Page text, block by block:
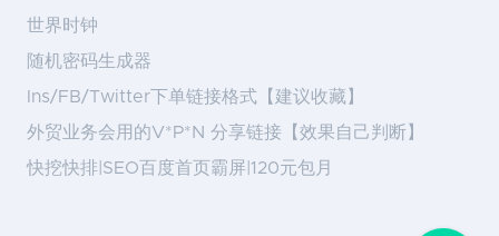
世界时钟
随机密码生成器
Ins/FB/Twitter下单链接格式【建议收藏】
外贸业务会用的V*P*N 分享链接【效果自己判断】
快挖快排|SEO百度首页霸屏|120元包月